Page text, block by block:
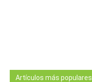
Artículos más populares